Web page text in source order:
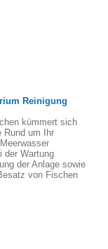
Reinigung
kümmert sich
Rund um Ihr
der Wartung
der Anlage sowie
von Fischen